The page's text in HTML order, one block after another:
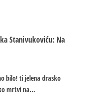
Stanivukoviću: Na
bilo! ti jelena drasko
mrtvi na…